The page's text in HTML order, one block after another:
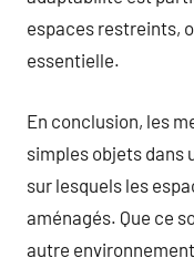
espaces restreints,
essentielle.
En conclusion, les
simples objets dans
sur lesquels les
aménagés. Que ce
autre